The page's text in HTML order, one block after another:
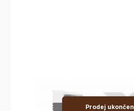
Prodej ukončen